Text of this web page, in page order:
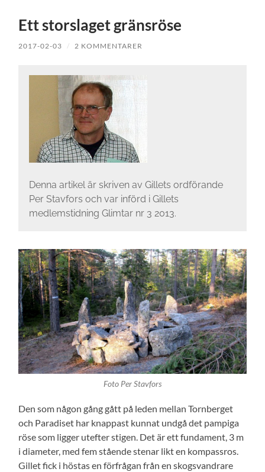
Ett storslaget gränsröse
2017-02-03 / 2 KOMMENTARER
Denna artikel är skriven av Gillets ordförande
Per Stavfors och var införd i Gillets
medlemstidning Glimtar nr 3 2013.
Foto Per Stavfors
Den som någon gång gått på leden mellan Tornberget
och Paradiset har knappast kunnat undgå det pampiga
röse som ligger utefter stigen. Det är ett fundament, 3 m
i diameter, med fem stående stenar likt en kompassros.
Gillet fick i höstas en förfrågan från en skogsvandrare